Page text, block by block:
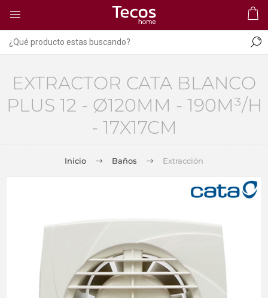
EXTRACTOR CATA BLANCO
PLUS 12 - Ø120MM - 190M³/H
- 17X17CM
Inicio Baños Extracción